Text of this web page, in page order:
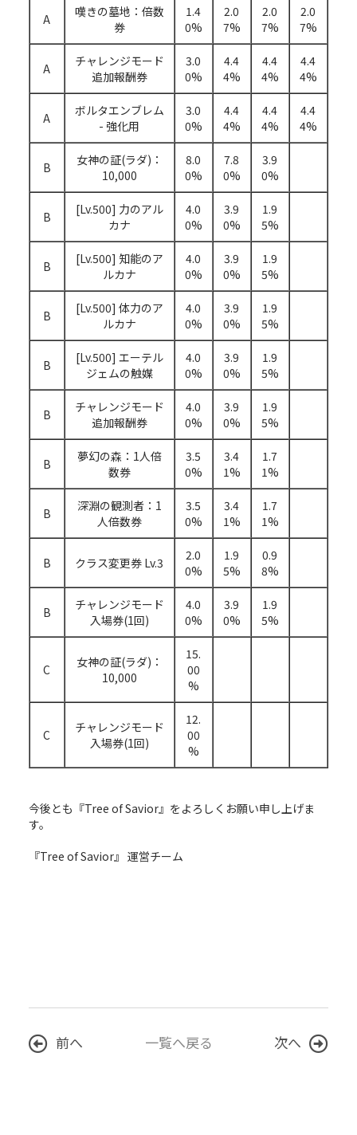
A
嘆きの墓地：倍数
券
1.4
0%
2.0
7%
2.0
7%
2.0
7%
A
チャレンジモード
追加報酬券
3.0
0%
4.4
4%
4.4
4%
4.4
4%
A
ボルタエンブレム
- 強化用
3.0
0%
4.4
4%
4.4
4%
4.4
4%
B
女神の証(ラダ)：
10,000
8.0
0%
7.8
0%
3.9
0%
B
[Lv.500] 力のアル
カナ
4.0
0%
3.9
0%
1.9
5%
B
[Lv.500] 知能のア
ルカナ
4.0
0%
3.9
0%
1.9
5%
B
[Lv.500] 体力のア
ルカナ
4.0
0%
3.9
0%
1.9
5%
B
[Lv.500] エーテル
ジェムの触媒
4.0
0%
3.9
0%
1.9
5%
B
チャレンジモード
追加報酬券
4.0
0%
3.9
0%
1.9
5%
B
夢幻の森：1人倍
数券
3.5
0%
3.4
1%
1.7
1%
B
深淵の観測者：1
人倍数券
3.5
0%
3.4
1%
1.7
1%
B クラス変更券 Lv.3
2.0
0%
1.9
5%
0.9
8%
B
チャレンジモード
入場券(1回)
4.0
0%
3.9
0%
1.9
5%
C
女神の証(ラダ)：
10,000
15.
00
%
C
チャレンジモード
入場券(1回)
12.
00
%
今後とも『Tree of Savior』をよろしくお願い申し上げま
す。
『Tree of Savior』 運営チーム
前へ 一覧へ戻る 次へ